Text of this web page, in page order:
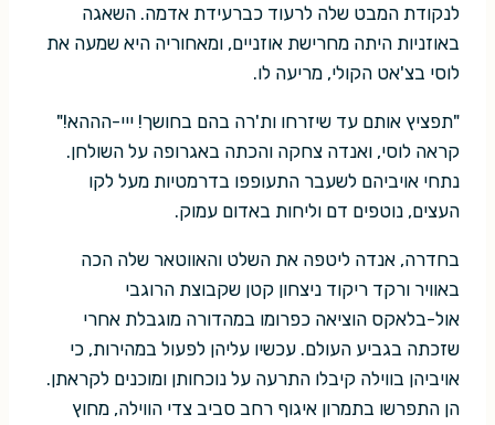
לנקודת המבט שלה לרעוד כברעידת אדמה. השאגה
באוזניות היתה מחרישת אוזניים, ומאחוריה היא שמעה את
לוסי בצ'אט הקולי, מריעה לו.
"תפציץ אותם עד שיזרחו ות'רה בהם בחושך! ייי-הההא!"
קראה לוסי, ואנדה צחקה והכתה באגרופה על השולחן.
נתחי אויביהם לשעבר התעופפו בדרמטיות מעל לקו
העצים, נוטפים דם וליחות באדום עמוק.
בחדרה, אנדה ליטפה את השלט והאווטאר שלה הכה
באוויר ורקד ריקוד ניצחון קטן שקבוצת הרוגבי
אול-בלאקס הוציאה כפרומו במהדורה מוגבלת אחרי
שזכתה בגביע העולם. עכשיו עליהן לפעול במהירות, כי
אויביהן בווילה קיבלו התרעה על נוכחותן ומוכנים לקראתן.
הן התפרשו בתמרון איגוף רחב סביב צדי הווילה, מחוץ